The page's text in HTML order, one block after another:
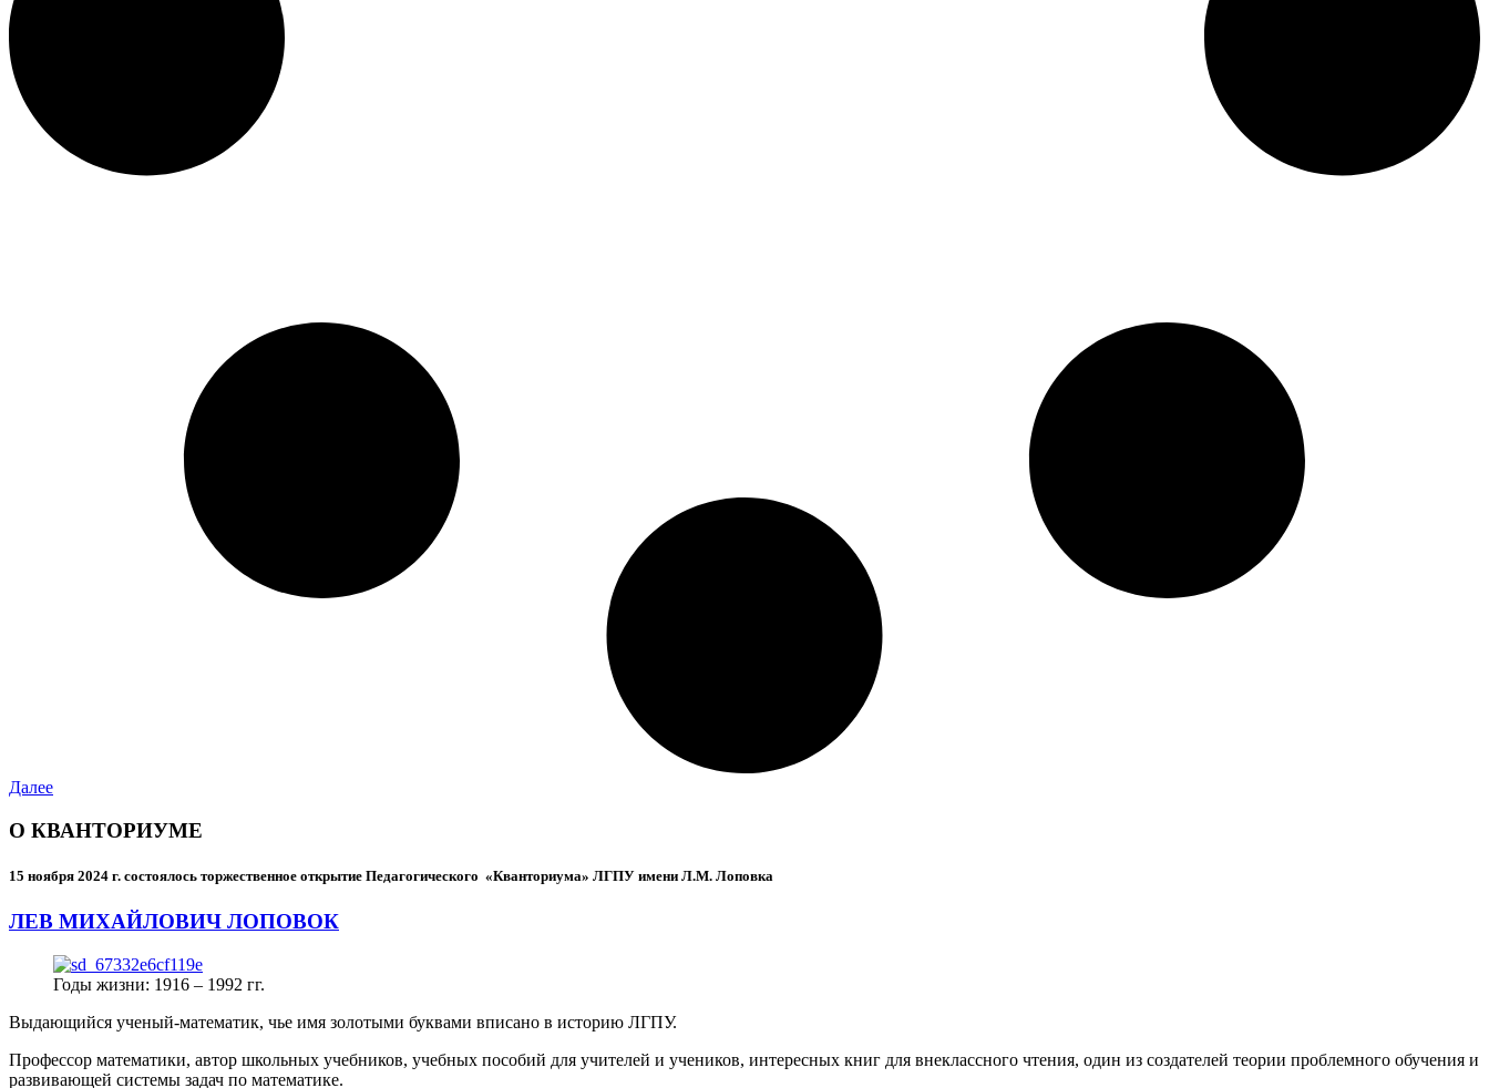
Далее
О КВАНТОРИУМЕ
15 ноября 2024 г. состоялось торжественное открытие Педагогического «Кванториума» ЛГПУ имени Л.М. Лоповка
ЛЕВ МИХАЙЛОВИЧ ЛОПОВОК
Годы жизни: 1916 – 1992 гг.
Выдающийся ученый-математик, чье имя золотыми буквами вписано в историю ЛГПУ.
Профессор математики, автор школьных учебников, учебных пособий для учителей и учеников, интересных книг для внеклассного чтения, один из создателей теории проблемного обучения и
развивающей системы задач по математике.